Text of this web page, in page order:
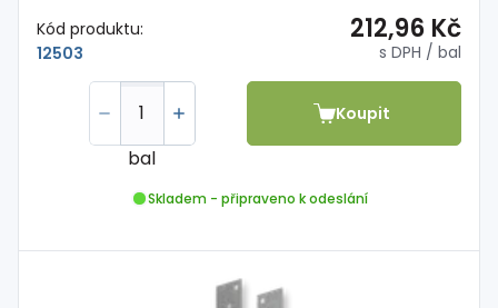
Kód produktu:
12503
212,96 Kč
s DPH / bal
bal
Koupit
Skladem - připraveno k odeslání